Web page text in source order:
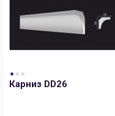
Карниз DD26